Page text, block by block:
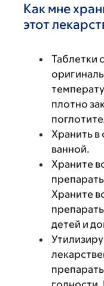
Как мне
этот
Таблетки
плотно
Хранить в
ванной.
Храните
Храните
детей и